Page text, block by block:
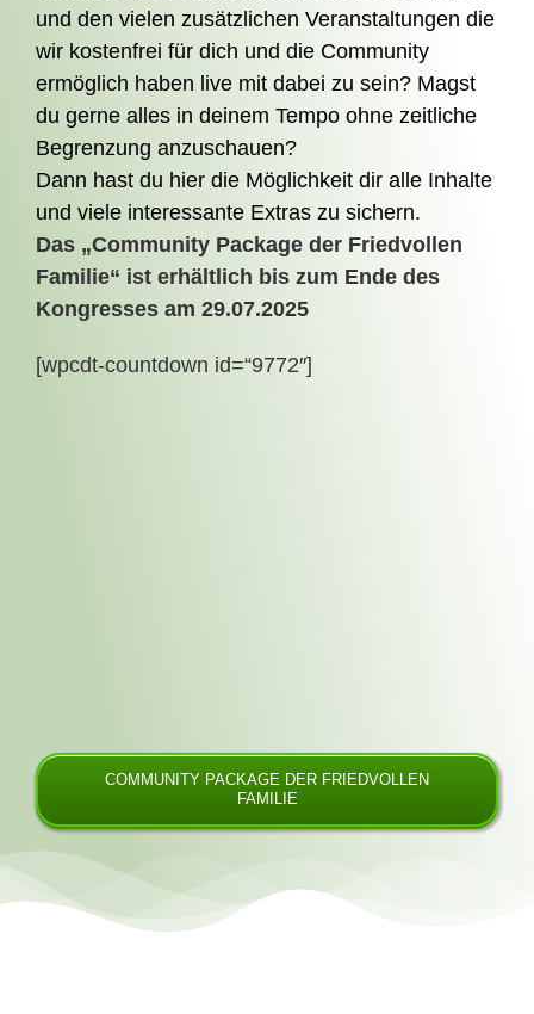
und den vielen zusätzlichen Veranstaltungen die
wir kostenfrei für dich und die Community
ermöglich haben live mit dabei zu sein? Magst
du gerne alles in deinem Tempo ohne zeitliche
Begrenzung anzuschauen?
Dann hast du hier die Möglichkeit dir alle Inhalte
und viele interessante Extras zu sichern.
Das „Community Package der Friedvollen
Familie“ ist erhältlich bis zum Ende des
Kongresses am 29.07.2025
[wpcdt-countdown id=“9772″]
COMMUNITY PACKAGE DER FRIEDVOLLEN
FAMILIE